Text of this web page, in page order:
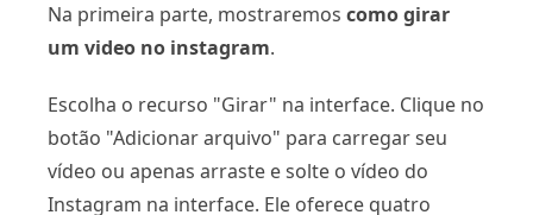
Na primeira parte, mostraremos como girar
um video no instagram.
Escolha o recurso "Girar" na interface. Clique no
botão "Adicionar arquivo" para carregar seu
vídeo ou apenas arraste e solte o vídeo do
Instagram na interface. Ele oferece quatro